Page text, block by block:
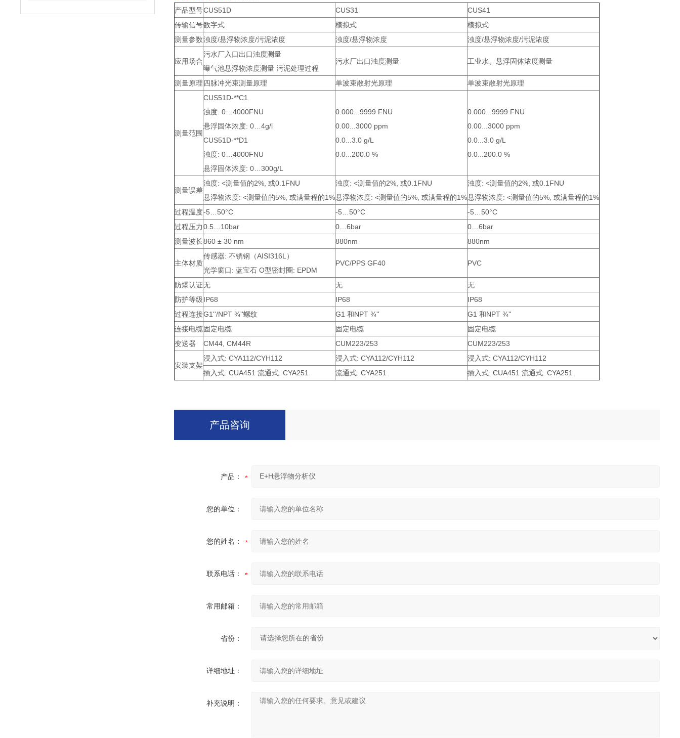
产品型号CUS51D CUS31
CUS41
传输信号数字式 模拟式
模拟式
测量参数浊度/悬浮物浓度/污泥浓度 浊度/悬浮物浓度 浊度/悬浮物浓度/污泥浓度
应用场合
污水厂入口出口浊度测量
曝气池悬浮物浓度测量 污泥处理过程
污水厂出口浊度测量 工业水、悬浮固体浓度测量
测量原理四脉冲光束测量原理 单波束散射光原理 单波束散射光原理
测量范围
CUS51D-**C1
浊度: 0…4000FNU
悬浮固体浓度: 0…4g/l
CUS51D-**D1
浊度: 0…4000FNU
悬浮固体浓度: 0…300g/L
0.000...9999 FNU
0.00...3000 ppm
0.0...3.0 g/L
0.0...200.0 %
0.000...9999 FNU
0.00...3000 ppm
0.0...3.0 g/L
0.0...200.0 %
测量误差
浊度: <测量值的2%, 或0.1FNU
悬浮物浓度: <测量值的5%, 或满量程的1%
浊度: <测量值的2%, 或0.1FNU
悬浮物浓度: <测量值的5%, 或满量程的1%
浊度: <测量值的2%, 或0.1FNU
悬浮物浓度: <测量值的5%, 或满量程的1%
过程温度-5…50°C -5…50°C
-5…50°C
过程压力0.5…10bar 0…6bar
0…6bar
测量波长860 ± 30 nm 880nm 880nm
主体材质
传感器: 不锈钢（AISI316L）
光学窗口: 蓝宝石 O型密封圈: EPDM
PVC/PPS GF40 PVC
防爆认证无 无
无
防护等级IP68 IP68
IP68
过程连接G1''/NPT ¾''螺纹 G1 和NPT ¾''
G1 和NPT ¾''
连接电缆 固定电缆 固定电缆
固定电缆
变送器
CM44, CM44R CUM223/253 CUM223/253
安装支架
浸入式: CYA112/CYH112 浸入式: CYA112/CYH112
浸入式: CYA112/CYH112
插入式: CUA451 流通式: CYA251
流通式: CYA251 插入式: CUA451 流通式: CYA251
产品咨询
产品：
您的单位：
您的姓名：
联系电话：
常用邮箱：
省份：
详细地址：
补充说明：